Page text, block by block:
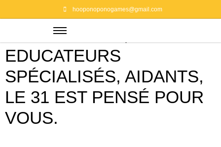
hooponoponogames@gmail.com
PSYCHOLOGUES,
PSYCHIATRES,
EDUCATEURS
SPÉCIALISÉS, AIDANTS,
LE 31 EST PENSÉ POUR
VOUS.